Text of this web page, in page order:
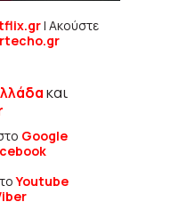
| Ακούστε
και
Google
Youtube